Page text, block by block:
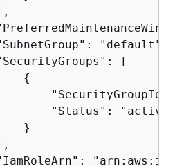
"default",
[
{
"Status": "active"
}